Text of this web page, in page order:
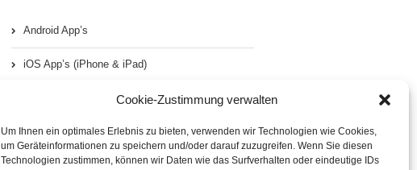
Cookie-Zustimmung verwalten
Um Ihnen ein optimales Erlebnis zu bieten, verwenden wir Technologien wie Cookies,
um Geräteinformationen zu speichern und/oder darauf zuzugreifen. Wenn Sie diesen
Technologien zustimmen, können wir Daten wie das Surfverhalten oder eindeutige IDs
Android App’s
iOS App’s (iPhone & iPad)
Windows Phone App’s
Blackberry App’s